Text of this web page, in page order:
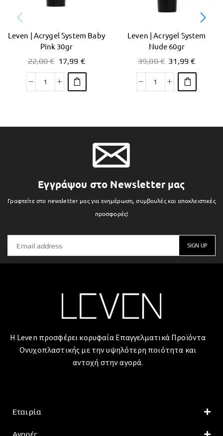
Leven | Acrygel System Baby
Pink 30gr
22,00€ 17,99 €
Leven | Acrygel System
Nude 60gr
39,00€ 31,99€
Εγγράψου στο Newsletter μας
Γραφτείτε στο newsletter μας για ενημέρωση, συμβουλές και αποκλειστικές
προσφορές!
Η Leven προσφέρει κορυφαία Επαγγελματικά Προϊόντα
Ονυχοπλαστικής με την υψηλότερη ποιότητα και
αντοχή στην αγορά.
Εταιρία
Αγορές